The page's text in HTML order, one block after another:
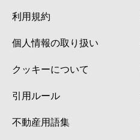
利用規約
個人情報の取り扱い
クッキーについて
引用ルール
不動産用語集